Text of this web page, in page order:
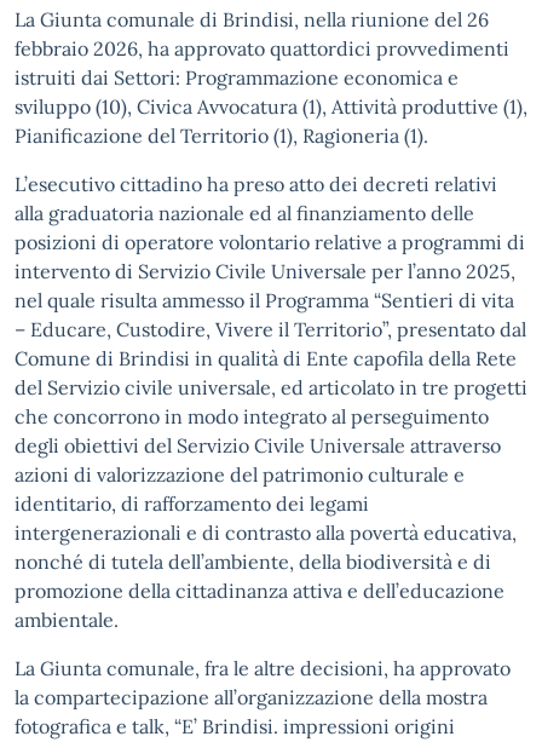
La Giunta comunale di Brindisi, nella riunione del 26
febbraio 2026, ha approvato quattordici provvedimenti
istruiti dai Settori: Programmazione economica e
sviluppo (10), Civica Avvocatura (1), Attività produttive (1),
Pianificazione del Territorio (1), Ragioneria (1).
L’esecutivo cittadino ha preso atto dei decreti relativi
alla graduatoria nazionale ed al finanziamento delle
posizioni di operatore volontario relative a programmi di
intervento di Servizio Civile Universale per l’anno 2025,
nel quale risulta ammesso il Programma “Sentieri di vita
– Educare, Custodire, Vivere il Territorio”, presentato dal
Comune di Brindisi in qualità di Ente capofila della Rete
del Servizio civile universale, ed articolato in tre progetti
che concorrono in modo integrato al perseguimento
degli obiettivi del Servizio Civile Universale attraverso
azioni di valorizzazione del patrimonio culturale e
identitario, di rafforzamento dei legami
intergenerazionali e di contrasto alla povertà educativa,
nonché di tutela dell’ambiente, della biodiversità e di
promozione della cittadinanza attiva e dell’educazione
ambientale.
La Giunta comunale, fra le altre decisioni, ha approvato
la compartecipazione all’organizzazione della mostra
fotografica e talk, “E’ Brindisi. impressioni origini